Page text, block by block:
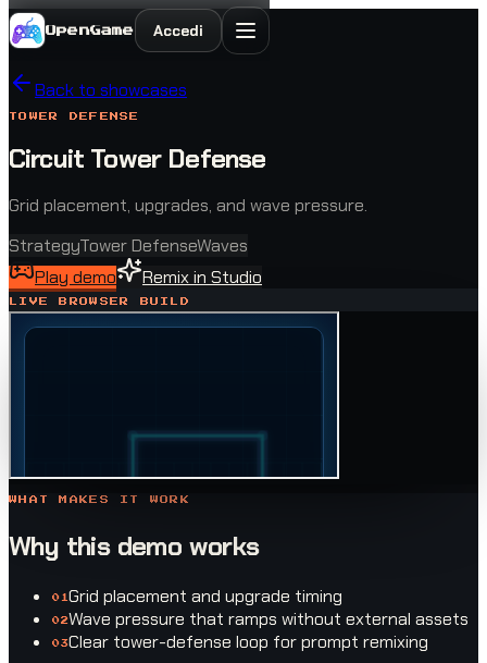
OpenGame Accedi
Back to showcases
TOWER DEFENSE
Circuit Tower Defense
Grid placement, upgrades, and wave pressure.
StrategyTower DefenseWaves
Play demo
Remix in Studio
LIVE BROWSER BUILD
WHAT MAKES IT WORK
Why this demo works
0 1 Grid placement and upgrade timing
02Wave pressure that ramps without external assets
03Clear tower-defense loop for prompt remixing